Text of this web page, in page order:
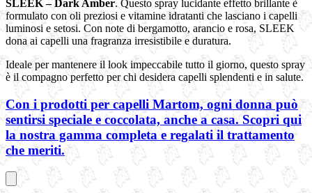
SLEEK – Dark Amber. Questo spray lucidante effetto brillante è
formulato con oli preziosi e vitamine idratanti che lasciano i capelli
luminosi e setosi. Con note di bergamotto, arancio e rosa, SLEEK
dona ai capelli una fragranza irresistibile e duratura.
Ideale per mantenere il look impeccabile tutto il giorno, questo spray
è il compagno perfetto per chi desidera capelli splendenti e in salute.
Con i prodotti per capelli Martom, ogni donna può
sentirsi speciale e coccolata, anche a casa. Scopri qui
la nostra gamma completa e regalati il trattamento
che meriti.